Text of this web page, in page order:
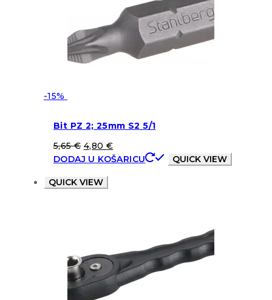
-15%
Bit PZ 2; 25mm S2 5/1
5,65€ 4,80 €
DODAJ U KOŠARICU
QUICK VIEW
QUICK VIEW